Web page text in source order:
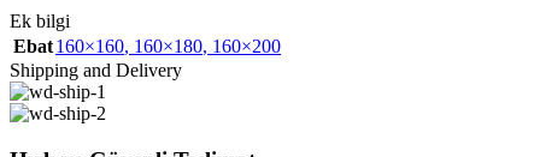
Ek bilgi
Ebat160×160, 160×180, 160×200
Shipping and Delivery